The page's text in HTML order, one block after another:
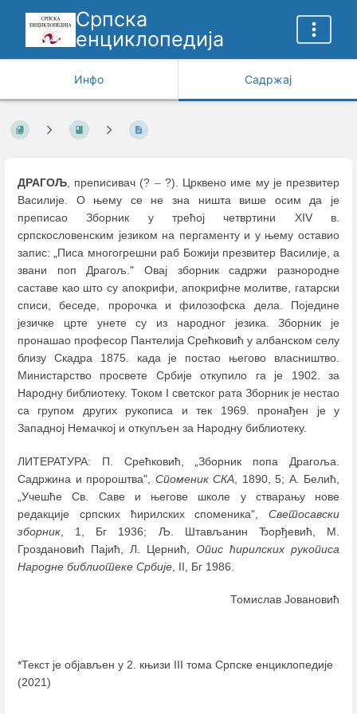
Српска
енциклопедија
Инфо Садржај
ДРАГОЉ, преписивач (? –?). Црквено име му је презвитер
Василије. О њему се не зна ништа више осим да је
преписао Зборник у трећој четвртини XIV в.
српскословенским језиком на пергаменту и у њему оставио
запис: „Писа многогрешни раб Божији презвитер Василије, а
звани поп Драгољ." Овај зборник садржи разнородне
саставе као што су апокрифи, апокрифне молитве, гатарски
списи, беседе, пророчка и филозофска дела. Поједине
језичке црте унете су из народног језика. Зборник је
пронашао професор Пантелија Срећковић у албанском селу
близу Скадра 1875. када је постао његово власништво.
Министарство просвете Србије откупило га је 1902. за
Народну библиотеку. Током I светског рата Зборник је нестао
са групом других рукописа и тек 1969. пронађен је у
Западној Немачкој и откупљен за Народну библиотеку.
ЛИТЕРАТУРА: П. Срећковић, „Зборник попа Драгоља.
Садржина и пророштва", Споменик СКА , 1890, 5; А. Белић,
„Учешће Св. Саве и његове школе у стварању нове
редакције српских ћирилских споменика", Светосавски
зборник , 1, Бг 1936; Љ. Штављанин Ђорђевић, М.
Гроздановић Пајић, Л. Цернић, Опис ћирилских рукописа
Народне библиотеке Србије , II, Бг 1986.
Томислав Јовановић
*Текст је објављен у 2. књизи III тома Српске енциклопедије
(2021)